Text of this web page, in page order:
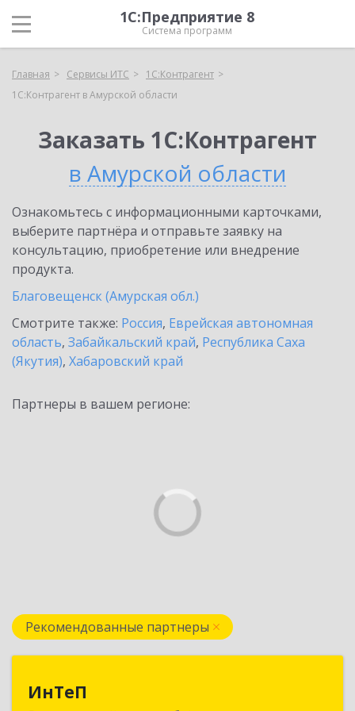
1С:Предприятие 8
Система программ
Главная Сервисы ИТС
1С:Контрагент
1С:Контрагент в Амурской области
Заказать 1С:Контрагент
в Амурской области
Ознакомьтесь с информационными карточками,
выберите партнёра и отправьте заявку на
консультацию, приобретение или внедрение
продукта.
Благовещенск (Амурская обл.)
Смотрите также: Россия, Еврейская автономная
область, Забайкальский край, Республика Саха
(Якутия), Хабаровский край
Партнеры в вашем регионе:
Рекомендованные партнеры
ИнТеП